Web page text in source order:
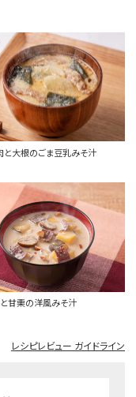
と大根のごま豆乳みそ汁
甘栗の洋風みそ汁
レシピレビュー ガイドライン